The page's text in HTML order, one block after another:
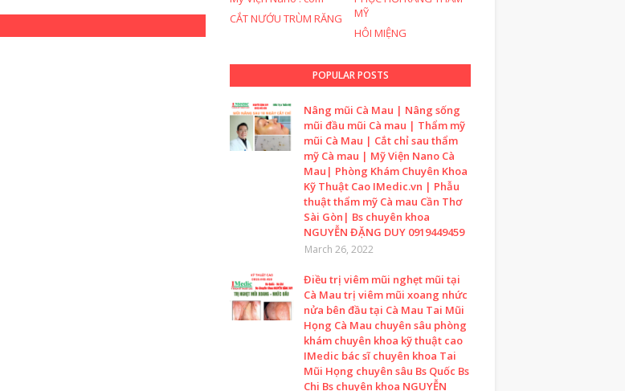
MỸ
CẮT NƯỚU TRÙM RĂNG
HÔI MIỆNG
POPULAR POSTS
Nâng mũi Cà Mau | Nâng sống
mũi đầu mũi Cà mau | Thẩm mỹ
mũi Cà Mau | Cắt chỉ sau thẩm
mỹ Cà mau | Mỹ Viện Nano Cà
Mau| Phòng Khám Chuyên Khoa
Kỹ Thuật Cao IMedic.vn | Phẫu
thuật thẩm mỹ Cà mau Cần Thơ
Sài Gòn| Bs chuyên khoa
NGUYỄN ĐẶNG DUY 0919449459
March 26, 2022
Điều trị viêm mũi nghẹt mũi tại
Cà Mau trị viêm mũi xoang nhức
nửa bên đầu tại Cà Mau Tai Mũi
Họng Cà Mau chuyên sâu phòng
khám chuyên khoa kỹ thuật cao
IMedic bác sĩ chuyên khoa Tai
Mũi Họng chuyên sâu Bs Quốc Bs
Chi Bs chuyên khoa NGUYỄN